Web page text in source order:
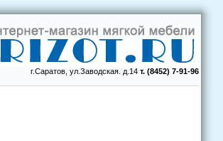
г.Саратов, ул.Заводская. д.14 т. (8452) 7-91-96